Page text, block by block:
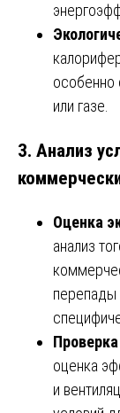
особенно
или газе.
3. Анализ
Оценка
анализ
перепады
оценка
и